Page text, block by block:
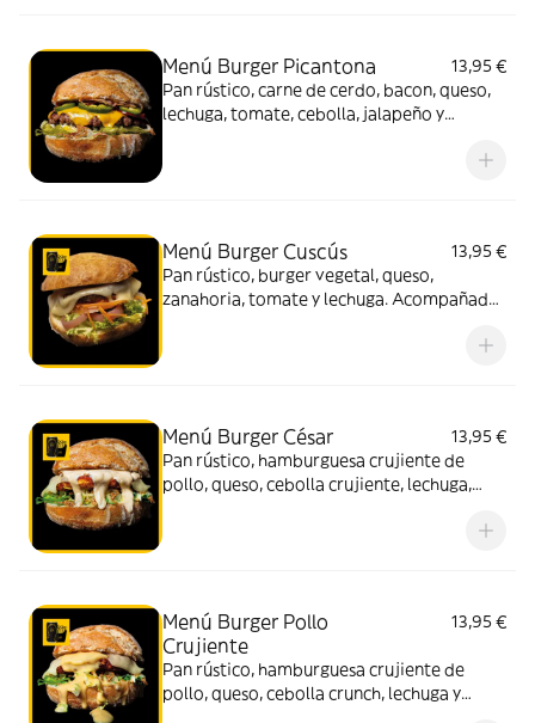
Menú Burger Picantona
13,95 €
Pan rústico, carne de cerdo, bacon, queso,
lechuga, tomate, cebolla, jalapeño y
Menú Burger Cuscús
13,95 €
Pan rústico, burger vegetal, queso,
zanahoria, tomate y lechuga. Acompañado
Menú Burger César
13,95 €
Pan rústico, hamburguesa crujiente de
pollo, queso, cebolla crujiente, lechuga,
Menú Burger Pollo
Crujiente
13,95 €
Pan rústico, hamburguesa crujiente de
pollo, queso, cebolla crunch, lechuga y